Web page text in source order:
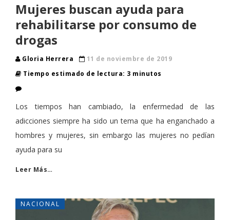
Mujeres buscan ayuda para
rehabilitarse por consumo de
drogas
Gloria Herrera
11 de noviembre de 2019
Tiempo estimado de lectura: 3 minutos
Los tiempos han cambiado, la enfermedad de las
adicciones siempre ha sido un tema que ha enganchado a
hombres y mujeres, sin embargo las mujeres no pedían
ayuda para su
Leer Más…
NACIONAL